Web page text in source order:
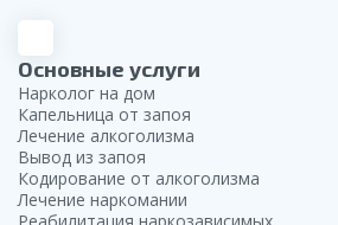
Основные услуги
Нарколог на дом
Капельница от запоя
Лечение алкоголизма
Вывод из запоя
Кодирование от алкоголизма
Лечение наркомании